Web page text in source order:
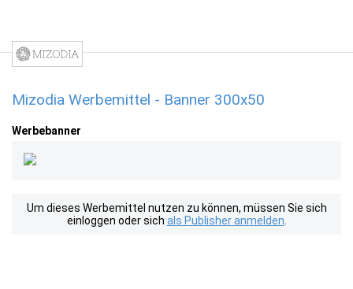
Mizodia Werbemittel - Banner 300x50
Werbebanner
Um dieses Werbemittel nutzen zu können, müssen Sie sich
einloggen oder sich als Publisher anmelden